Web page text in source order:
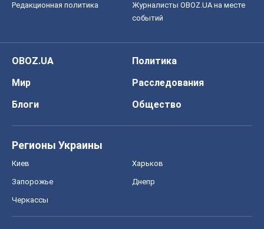
Редакционная политика
Журналисты OBOZ.UA на месте
событий
OBOZ.UA
Политика
Мир
Расследования
Блоги
Общество
Регионы Украины
Киев Харьков
Запорожье Днепр
Черкассы